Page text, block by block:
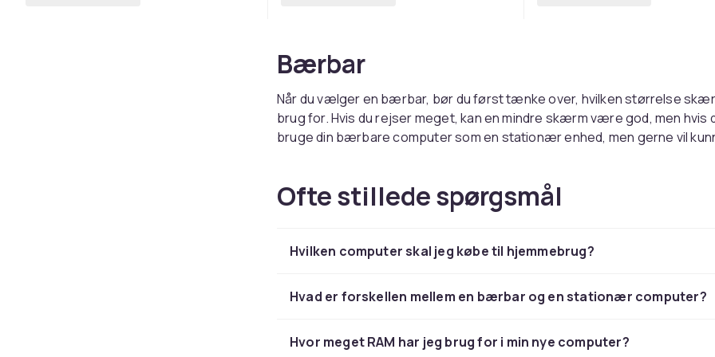
Bærbar
Når du vælger en bærbar, bør du først tænke over, hvilken størrelse
brug for. Hvis du rejser meget, kan en mindre skærm være god, men hvis
bruge din bærbare computer som en stationær enhed, men gerne vil
Stationær computer
surfcomputer, men er også optimal til spil, musik- og videoredigering.
ergonomisk computertilbehør såsom mus og tastaturer fra Microsoft.
arbejder med for eksempel billeder, musik, video eller 3D-redigering, kan
processor (CPU) og mere intern hukommelse. Computerens ydeevne
Ofte stillede spørgsmål
Hvilken computer skal jeg købe til hjemmebrug?
Hvad er forskellen mellem en bærbar og en stationær computer?
Hvor meget RAM har jeg brug for i min nye computer?